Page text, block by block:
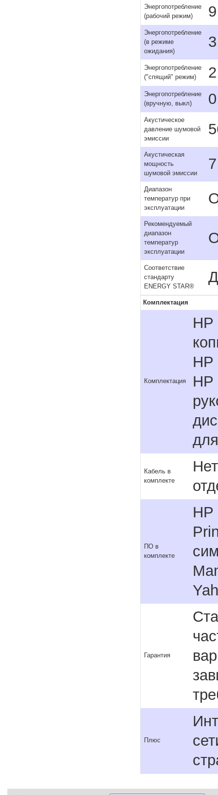
Энергопотребление
(рабочий режим)
Энергопотребление
(в режиме
ожидания)
Энергопотребление
("спящий" режим)
Энергопотребление
(вручную, выкл)
Акустическое
давление шумовой
эмиссии
Акустическая
мощность
шумовой эмиссии
Диапазон
температур при
эксплуатации
Рекомендуемый
диапазон
температур
эксплуатации
Соответствие
стандарту
ENERGY STAR®
Комплектация
Комплектация
HP
HP
Кабель в
комплекте
ПО в
комплекте
HP
Гарантия
Плюс